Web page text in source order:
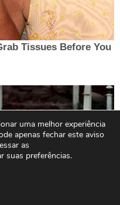
uma melhor experiência
apenas fechar este aviso
as
suas preferências.